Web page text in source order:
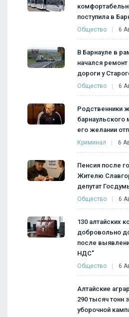
поступила в
Общество 6
В Барнауле в
начался
дороги у
Общество 6
Родственники
барнаульского
его желании
Криминал 6
Пенсия после
Жителю
депутат
Общество 6
130 алтайских
добровольно
после
НДС"
Общество 6
Алтайские
290 тысяч тонн
уборочной